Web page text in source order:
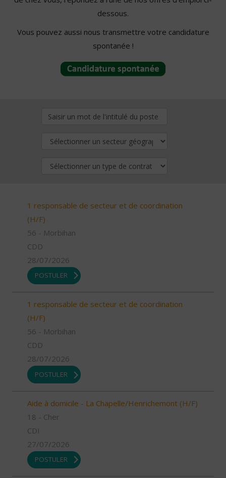
dessous.
Vous pouvez aussi nous transmettre votre candidature
spontanée !
1 responsable de secteur et de coordination
(H/F)
56 - Morbihan
CDD
28/07/2026
POSTULER
1 responsable de secteur et de coordination
(H/F)
56 - Morbihan
CDD
28/07/2026
POSTULER
Aide à domicile - La Chapelle/Henrichemont (H/F)
18 - Cher
CDI
27/07/2026
POSTULER